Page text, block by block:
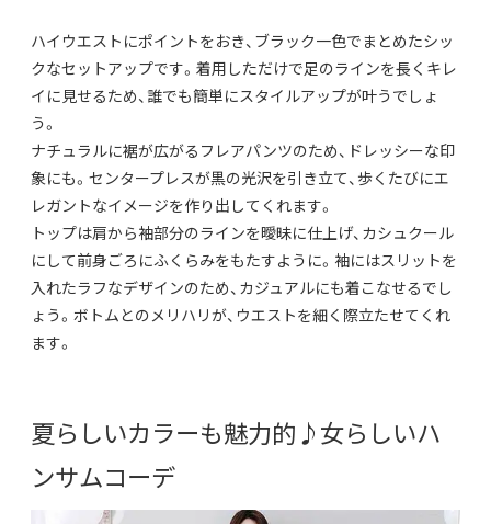
ハイウエストにポイントをおき、 ブラック一色でまとめたシッ
クなセットアップです。 着用しただけで足のラインを長くキレ
イに見せるため、 誰でも簡単にスタイルアップが叶うでしょ
う。
ナチュラルに裾が広がるフレアパンツのため、 ドレッシーな印
象にも。センタープレスが黒の光沢を引き立て、 歩くたびにエ
レガントなイメージを作り出してくれます。
トップは肩から袖部分のラインを曖昧に仕上げ、 カシュクール
にして前身ごろにふくらみをもたすように。 袖にはスリットを
入れたラフなデザインのため、 カジュアルにも着こなせるでし
ょう。ボトムとのメリハリが、 ウエストを細く際立たせてくれ
ます。
夏らしいカラーも魅力的♪女らしいハ
ンサムコーデ